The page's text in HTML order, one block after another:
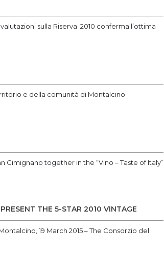
sulla Riserva 2010 conferma l’ottima
e della comunità di Montalcino
Gimignano together in the “Vino – Taste of Italy”
THE 5-STAR 2010 VINTAGE
19 March 2015 – The Consorzio del